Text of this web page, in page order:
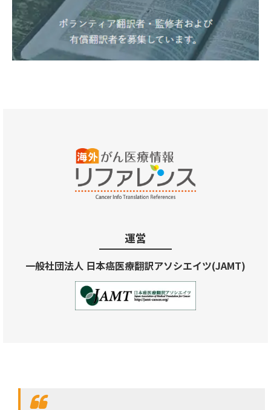
運営
一般社団法人 日本癌医療翻訳アソシエイツ(JAMT)